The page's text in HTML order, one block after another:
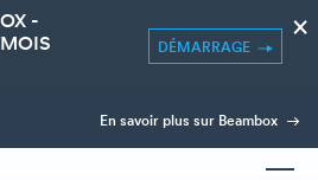
-
MOIS
DÉMARRAGE
×
En savoir plus sur Beambox